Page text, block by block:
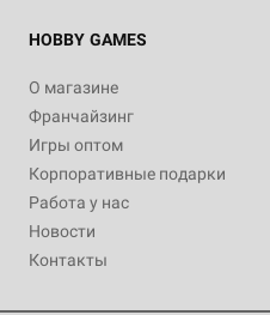
HOBBY GAMES
О магазине
Франчайзинг
Игры оптом
Корпоративные подарки
Работа у нас
Новости
Контакты